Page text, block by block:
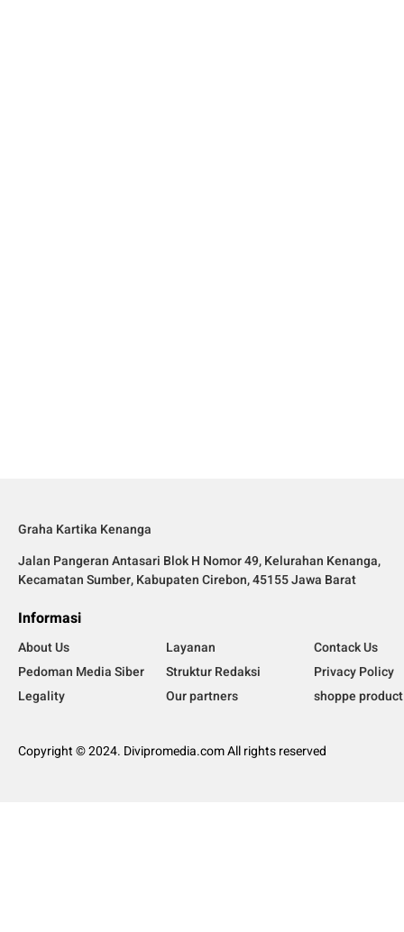
Graha Kartika Kenanga
Jalan Pangeran Antasari Blok H Nomor 49, Kelurahan Kenanga,
Kecamatan Sumber, Kabupaten Cirebon, 45155 Jawa Barat
Informasi
About Us Layanan
Contack Us
Pedoman Media Siber
Struktur Redaksi
Privacy Policy
Legality
Our partners shoppe product
Copyright © 2024. Divipromedia.com All rights reserved